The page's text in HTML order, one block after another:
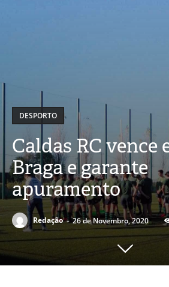
DESPORTO
Caldas RC vence
Braga e garante
apuramento
Redação - 26 de Novembro, 2020